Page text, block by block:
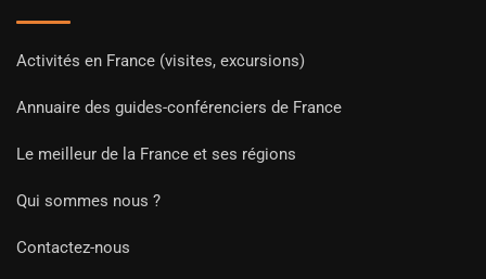
Activités en France (visites, excursions)
Annuaire des guides-conférenciers de France
Le meilleur de la France et ses régions
Qui sommes nous ?
Contactez-nous